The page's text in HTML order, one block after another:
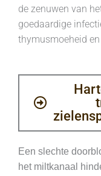
de zenuwen van
goedaardige
thymusmoeheid en
Een slechte
het miltkanaal